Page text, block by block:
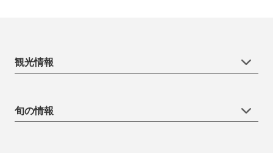
観光情報
旬の情報